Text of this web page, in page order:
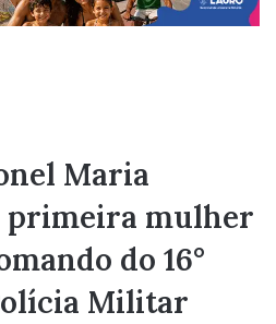
Maria
primeira mulher
do 16°
Militar